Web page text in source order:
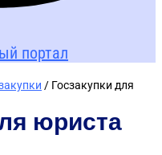
портал
/ Госзакупки для
юриста